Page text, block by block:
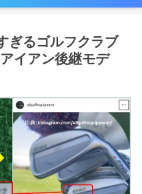
ぎるゴルフクラブ
イアン後継モデ